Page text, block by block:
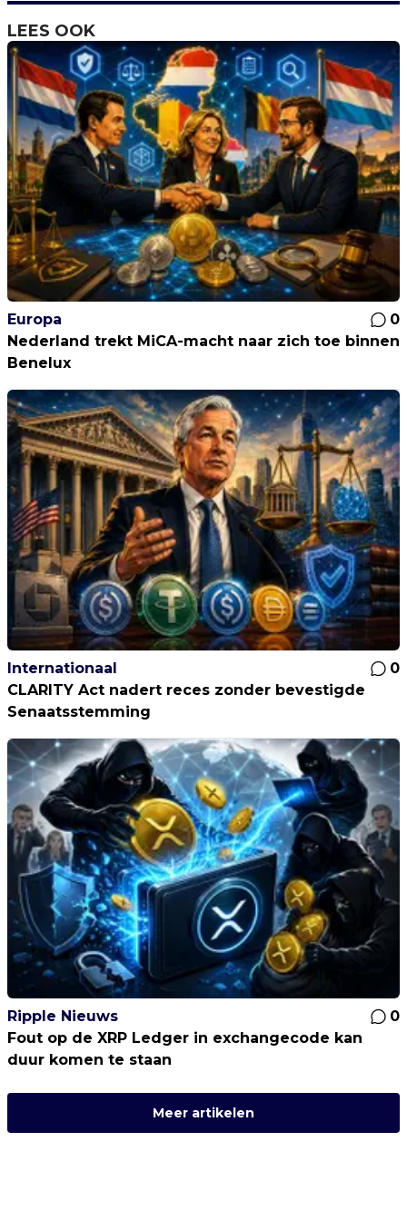
LEES OOK
Europa
0
Nederland trekt MiCA-macht naar zich toe binnen
Benelux
Internationaal
0
CLARITY Act nadert reces zonder bevestigde
Senaatsstemming
Ripple Nieuws
0
Fout op de XRP Ledger in exchangecode kan
duur komen te staan
Meer artikelen